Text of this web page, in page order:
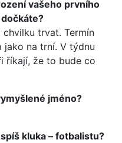
vašeho prvního
chvilku trvat. Termín
jako na trní. V týdnu
říkají, že to bude co
jméno?
kluka – fotbalistu?